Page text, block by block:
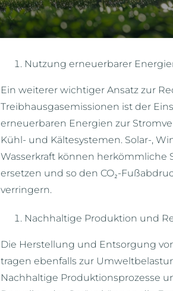
Nutzung erneuerbarer
Ein weiterer wichtiger Ansatz zur
Treibhausgasemissionen ist der
erneuerbaren Energien zur
Kühl- und Kältesystemen. Solar-,
Wasserkraft können herkömmliche
ersetzen und so den CO₂-
verringern.
Nachhaltige Produktion und
Die Herstellung und Entsorgung
tragen ebenfalls zur
Nachhaltige Produktionsprozesse